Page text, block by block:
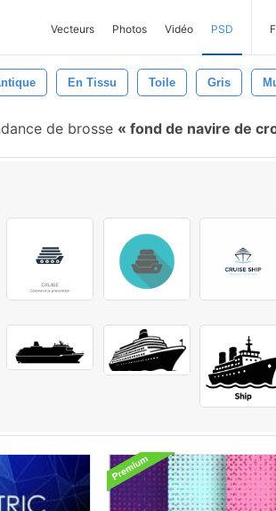
Vecteurs Photos Vidéo PSD
En Tissu Toile Gris
de brosse fond de navire de